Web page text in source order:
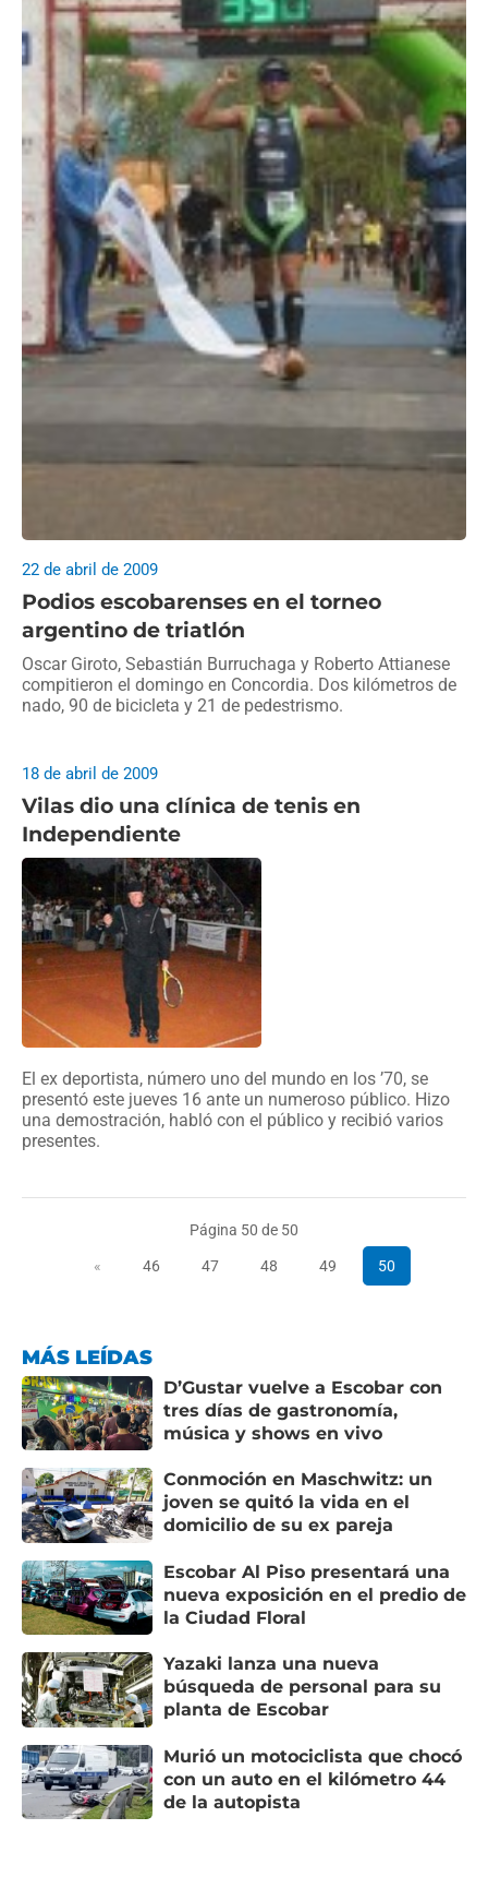
Podios escobarenses en el torneo
argentino de triatlón
22 de abril de 2009
Oscar Giroto, Sebastián Burruchaga y Roberto Attianese
compitieron el domingo en Concordia. Dos kilómetros de
nado, 90 de bicicleta y 21 de pedestrismo.
Vilas dio una clínica de tenis en
Independiente
18 de abril de 2009
El ex deportista, número uno del mundo en los ’70, se
presentó este jueves 16 ante un numeroso público. Hizo
una demostración, habló con el público y recibió varios
presentes.
Página 50 de 50
« 46 47 48 49 50
MÁS LEÍDAS
D’Gustar vuelve a Escobar con
tres días de gastronomía,
música y shows en vivo
Conmoción en Maschwitz: un
joven se quitó la vida en el
domicilio de su ex pareja
Escobar Al Piso presentará una
nueva exposición en el predio de
la Ciudad Floral
Yazaki lanza una nueva
búsqueda de personal para su
planta de Escobar
Murió un motociclista que chocó
con un auto en el kilómetro 44
de la autopista